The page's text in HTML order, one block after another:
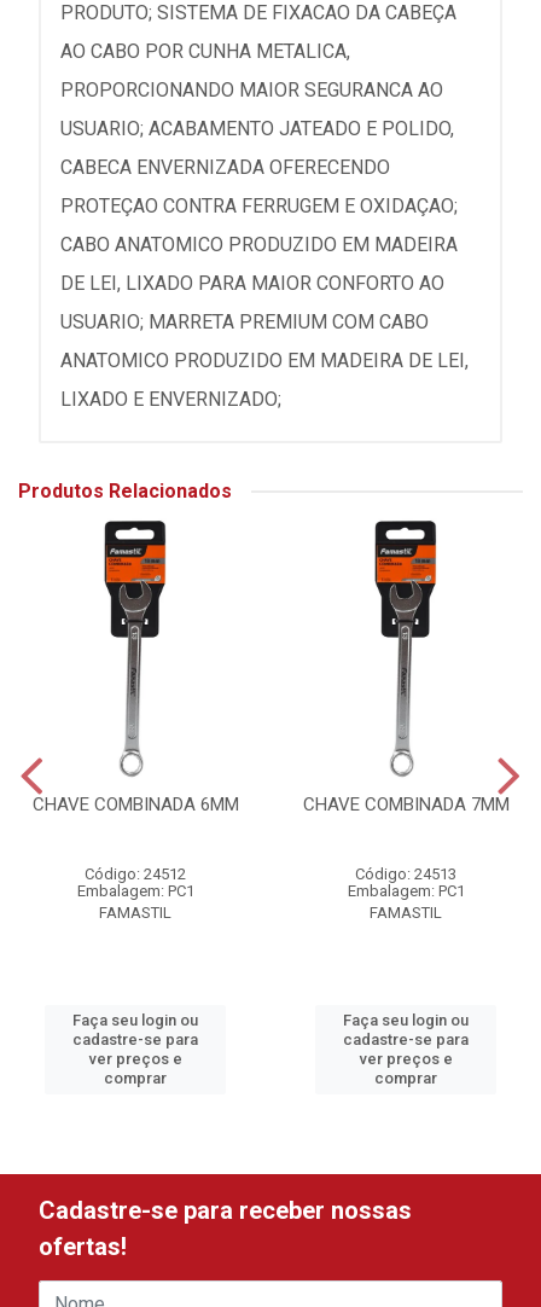
PRODUTO; SISTEMA DE FIXACAO DA CABEÇA
AO CABO POR CUNHA METALICA,
PROPORCIONANDO MAIOR SEGURANCA AO
USUARIO; ACABAMENTO JATEADO E POLIDO,
CABECA ENVERNIZADA OFERECENDO
PROTEÇAO CONTRA FERRUGEM E OXIDAÇAO;
CABO ANATOMICO PRODUZIDO EM MADEIRA
DE LEI, LIXADO PARA MAIOR CONFORTO AO
USUARIO; MARRETA PREMIUM COM CABO
ANATOMICO PRODUZIDO EM MADEIRA DE LEI,
LIXADO E ENVERNIZADO;
Produtos Relacionados
CHAVE COMBINADA 6MM
Código: 24512
Embalagem: PC1
FAMASTIL
Faça seu login ou
cadastre-se para
ver preços e
comprar
CHAVE COMBINADA 7MM
Código: 24513
Embalagem: PC1
FAMASTIL
Faça seu login ou
cadastre-se para
ver preços e
comprar
Cadastre-se para receber nossas
ofertas!